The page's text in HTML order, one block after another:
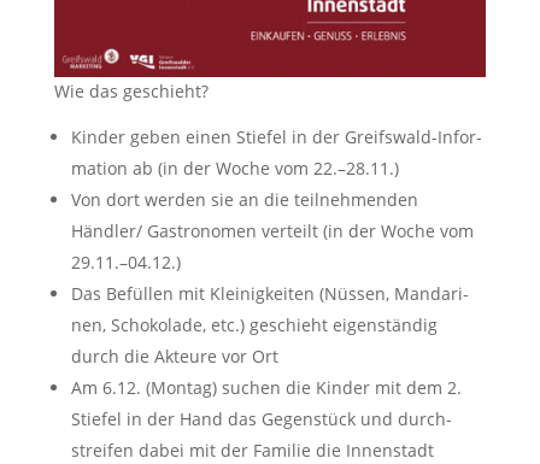
Wie das geschieht?
Kin­der geben einen Stie­fel in der Greifs­wald-Infor­
ma­ti­on ab (in der Woche vom 22.–28.11.)
Von dort wer­den sie an die teil­neh­men­den
Händler/ Gas­tro­no­men ver­teilt (in der Woche vom
29.11.–04.12.)
Das Befül­len mit Klei­nig­kei­ten (Nüs­sen, Man­da­ri­
nen, Scho­ko­la­de, etc.) geschieht eigen­stän­dig
durch die Akteu­re vor Ort
Am 6.12. (Mon­tag) suchen die Kin­der mit dem 2.
Stie­fel in der Hand das Gegen­stück und durch­
strei­fen dabei mit der Fami­lie die Innenstadt